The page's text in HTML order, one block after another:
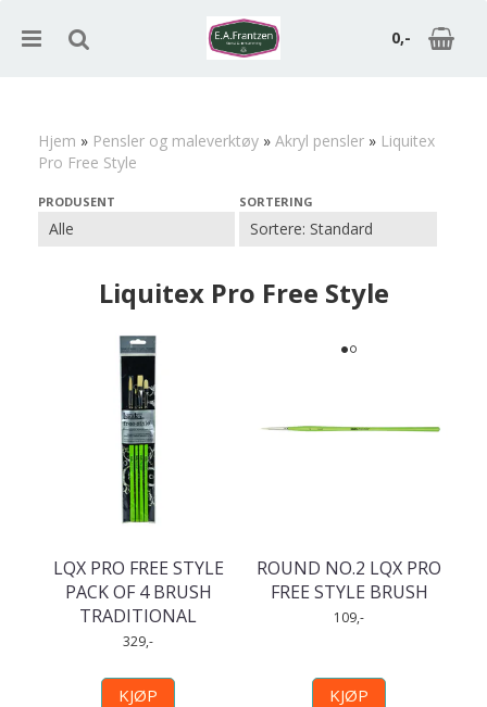
0,-
Hjem » Pensler og maleverktøy » Akryl pensler » Liquitex
Pro Free Style
PRODUSENT SORTERING
Liquitex Pro Free Style
LQX PRO FREE STYLE
PACK OF 4 BRUSH
TRADITIONAL
329,-
KJØP
ROUND NO.2 LQX PRO
FREE STYLE BRUSH
109,-
KJØP
Trykk ENTER for å søke